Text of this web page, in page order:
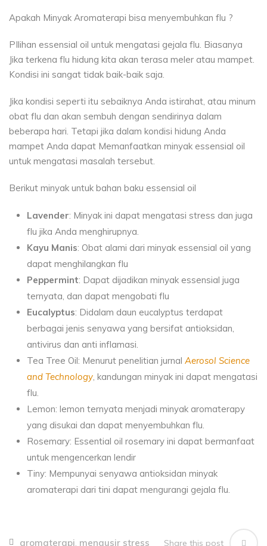
Apakah Minyak Aromaterapi bisa menyembuhkan flu ?
PIlihan essensial oil untuk mengatasi gejala flu. Biasanya
Jika terkena flu hidung kita akan terasa meler atau mampet.
Kondisi ini sangat tidak baik-baik saja.
Jika kondisi seperti itu sebaiknya Anda istirahat, atau minum
obat flu dan akan sembuh dengan sendirinya dalam
beberapa hari. Tetapi jika dalam kondisi hidung Anda
mampet Anda dapat Memanfaatkan minyak essensial oil
untuk mengatasi masalah tersebut.
Berikut minyak untuk bahan baku essensial oil
Lavender: Minyak ini dapat mengatasi stress dan juga
flu jika Anda menghirupnya.
Kayu Manis: Obat alami dari minyak essensial oil yang
dapat menghilangkan flu
Peppermint: Dapat dijadikan minyak essensial juga
ternyata, dan dapat mengobati flu
Eucalyptus: Didalam daun eucalyptus terdapat
berbagai jenis senyawa yang bersifat antioksidan,
antivirus dan anti inflamasi.
Tea Tree Oil: Menurut penelitian jurnal Aerosol Science
and Technology, kandungan minyak ini dapat mengatasi
flu.
Lemon: lemon ternyata menjadi minyak aromaterapy
yang disukai dan dapat menyembuhkan flu.
Rosemary: Essential oil rosemary ini dapat bermanfaat
untuk mengencerkan lendir
Tiny: Mempunyai senyawa antioksidan minyak
aromaterapi dari tini dapat mengurangi gejala flu.
aromaterapi, mengusir stress Share this post